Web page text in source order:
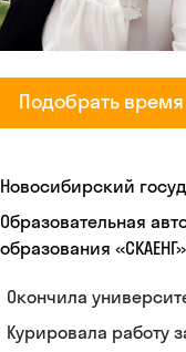
Подобрать время
Новосибирский
Образовательная
образования
Окончила
Курировала работу